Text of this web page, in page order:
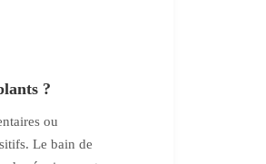
?
ou
Le bain de